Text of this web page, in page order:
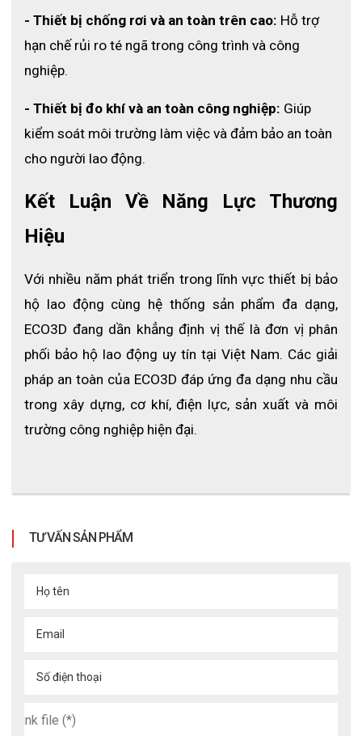
nghiệt. Điều này giúp sản phẩm có tuổi thọ cao hơn so
với các loại áo mưa thông thường.
3.5 Màu sắc nổi bật dễ nhận diện trong môi
Màu xanh nõn chuối không chỉ mang lại tính thẩm mỹ
mà còn giúp người mặc nổi bật hơn trong điều kiện thời
tiết xấu. Điều này đặc biệt hữu ích đối với công nhân
Người đi xe máy, công nhân công trình, kỹ thuật viên,
- Thiết bị chống rơi và an toàn trên cao: Hỗ trợ
hạn chế rủi ro té ngã trong công trình và công
nghiệp.
- Thiết bị đo khí và an toàn công nghiệp: Giúp
kiểm soát môi trường làm việc và đảm bảo an toàn
cho người lao động.
Kết Luận Về Năng Lực Thương
Hiệu
Với nhiều năm phát triển trong lĩnh vực thiết bị bảo
hộ lao động cùng hệ thống sản phẩm đa dạng,
ECO3D đang dần khẳng định vị thế là đơn vị phân
phối bảo hộ lao động uy tín tại Việt Nam. Các giải
pháp an toàn của ECO3D đáp ứng đa dạng nhu cầu
trong xây dựng, cơ khí, điện lực, sản xuất và môi
trường công nghiệp hiện đại.
TƯ VẤN SẢN PHẨM
Họ tên
Email
Số điện thoại